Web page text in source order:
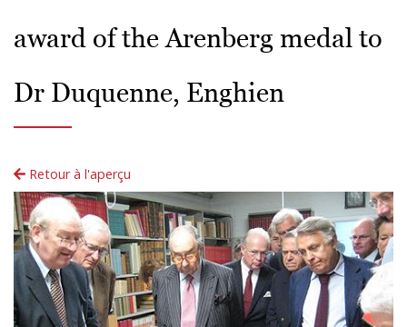
award of the Arenberg medal to
Dr Duquenne, Enghien
Retour à l'aperçu